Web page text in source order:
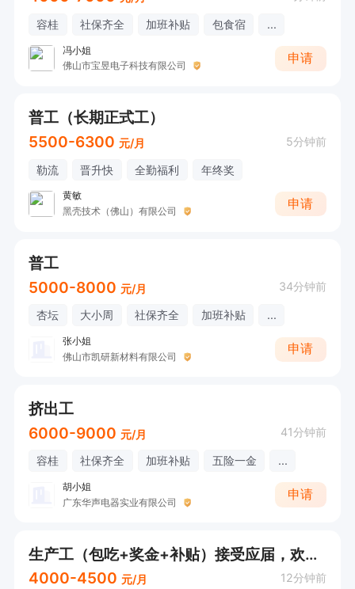
容桂 社保齐全 加班补贴 包食宿 ...
冯小姐
佛山市宝昱电子科技有限公司
申请
普工（长期正式工）
5500-6300 元/月 5分钟前
勒流 晋升快 全勤福利 年终奖
黄敏
黑壳技术（佛山）有限公司
申请
普工
5000-8000 元/月 34分钟前
杏坛 大小周 社保齐全 加班补贴 ...
张小姐
佛山市凯研新材料有限公司
申请
挤出工
6000-9000 元/月 41分钟前
容桂 社保齐全 加班补贴 五险一金 ...
胡小姐
广东华声电器实业有限公司
申请
生产工（包吃+奖金+补贴）接受应届，欢迎直接电话联系
4000-4500 元/月 12分钟前